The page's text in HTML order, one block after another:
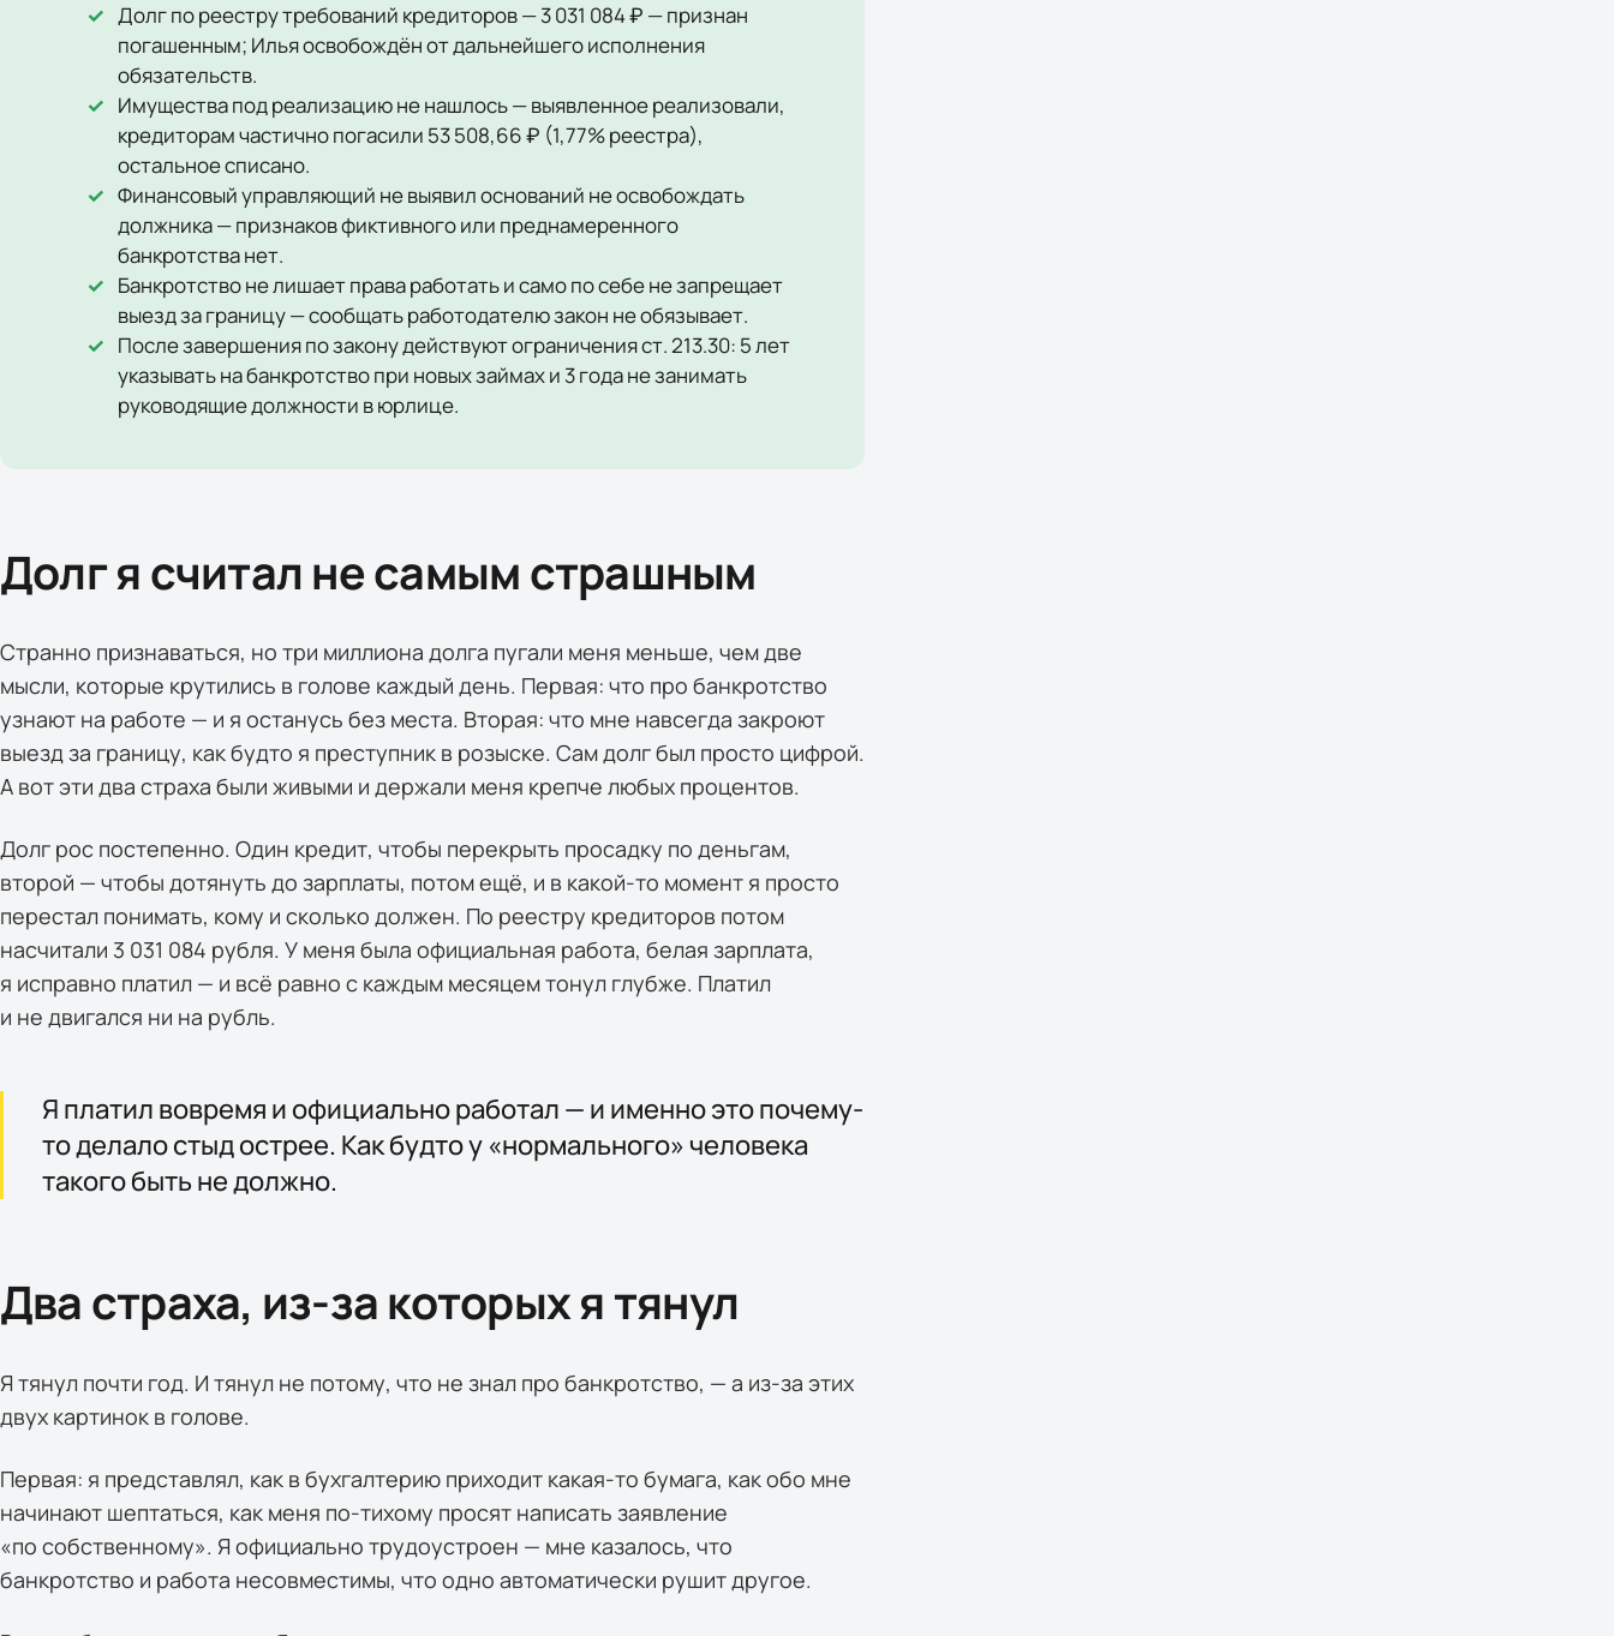
Долг по реестру требований кредиторов — 3 031 084 ₽ — признан
погашенным; Илья освобождён от дальнейшего исполнения
обязательств.
Имущества под реализацию не нашлось — выявленное реализовали,
кредиторам частично погасили 53 508,66 ₽ (1,77% реестра),
остальное списано.
Финансовый управляющий не выявил оснований не освобождать
должника — признаков фиктивного или преднамеренного
банкротства нет.
Банкротство не лишает права работать и само по себе не запрещает
выезд за границу — сообщать работодателю закон не обязывает.
После завершения по закону действуют ограничения ст. 213.30: 5 лет
указывать на банкротство при новых займах и 3 года не занимать
руководящие должности в юрлице.
Долг я считал не самым страшным
Странно признаваться, но три миллиона долга пугали меня меньше, чем две
мысли, которые крутились в голове каждый день. Первая: что про банкротство
узнают на работе — и я останусь без места. Вторая: что мне навсегда закроют
выезд за границу, как будто я преступник в розыске. Сам долг был просто цифрой.
А вот эти два страха были живыми и держали меня крепче любых процентов.
Долг рос постепенно. Один кредит, чтобы перекрыть просадку по деньгам,
второй — чтобы дотянуть до зарплаты, потом ещё, и в какой-то момент я просто
перестал понимать, кому и сколько должен. По реестру кредиторов потом
насчитали 3 031 084 рубля. У меня была официальная работа, белая зарплата,
я исправно платил — и всё равно с каждым месяцем тонул глубже. Платил
и не двигался ни на рубль.
Я платил вовремя и официально работал — и именно это почему-
то делало стыд острее. Как будто у «нормального» человека
такого быть не должно.
Два страха, из-за которых я тянул
Я тянул почти год. И тянул не потому, что не знал про банкротство, — а из-за этих
двух картинок в голове.
Первая: я представлял, как в бухгалтерию приходит какая-то бумага, как обо мне
начинают шептаться, как меня по-тихому просят написать заявление
«по собственному». Я официально трудоустроен — мне казалось, что
банкротство и работа несовместимы, что одно автоматически рушит другое.